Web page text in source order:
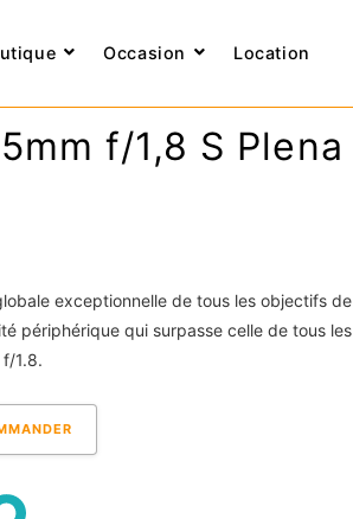
Occasion Location
f/1,8 S Plena
exceptionnelle de tous les objectifs de
périphérique qui surpasse celle de tous les
1.8.